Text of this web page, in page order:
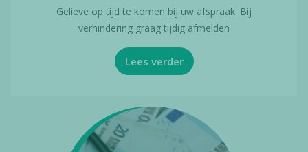
Gelieve op tijd te komen bij uw afspraak. Bij
verhindering graag tijdig afmelden
Lees verder